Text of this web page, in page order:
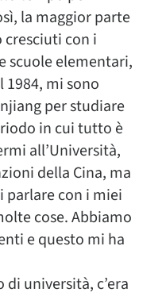
la maggior parte
con i
scuole elementari,
1984, mi sono
per studiare
in cui tutto è
all’Università,
della Cina, ma
parlare con i miei
cose. Abbiamo
e questo mi ha
di università, c’era